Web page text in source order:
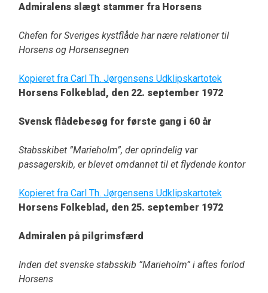
Admiralens slægt stammer fra Horsens
Chefen for Sveriges kystflåde har nære relationer til
Horsens og Horsensegnen
Kopieret fra Carl Th. Jørgensens Udklipskartotek
Horsens Folkeblad, den 22. september 1972
Svensk flådebesøg for første gang i 60 år
Stabsskibet ”Marieholm”, der oprindelig var
passagerskib, er blevet omdannet til et flydende kontor
Kopieret fra Carl Th. Jørgensens Udklipskartotek
Horsens Folkeblad, den 25. september 1972
Admiralen på pilgrimsfærd
Inden det svenske stabsskib ”Marieholm” i aftes forlod
Horsens